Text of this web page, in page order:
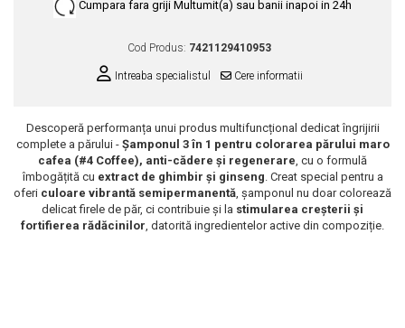
Scrub / Balsam de buze
Netestate pe Animale
Cumpara fara griji Multumit(a) sau banii inapoi in 24h
Cod Produs: 7421129410953
Intreaba specialistul Cere informatii
Descoperă performanța unui produs multifuncțional dedicat îngrijirii
complete a părului - Șamponul 3 în 1 pentru colorarea părului maro
cafea (#4 Coffee), anti-cădere și regenerare , cu o formulă
îmbogățită cu extract de ghimbir și ginseng . Creat special pentru a
oferi culoare vibrantă semipermanentă , șamponul nu doar colorează
delicat firele de păr, ci contribuie și la stimularea creșterii și
fortifierea rădăcinilor , datorită ingredientelor active din compoziție.